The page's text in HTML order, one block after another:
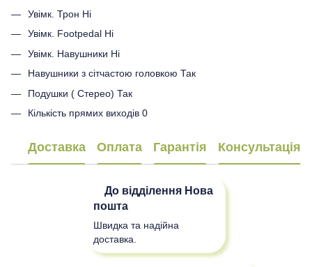
Увімк. Трон Ні
Увімк. Footpedal Ні
Увімк. Навушники Ні
Навушники з сітчастою головкою Так
Подушки ( Стерео) Так
Кількість прямих виходів 0
Доставка Оплата Гарантія Консультація
До відділення Нова
пошта
Швидка та надійна
доставка.